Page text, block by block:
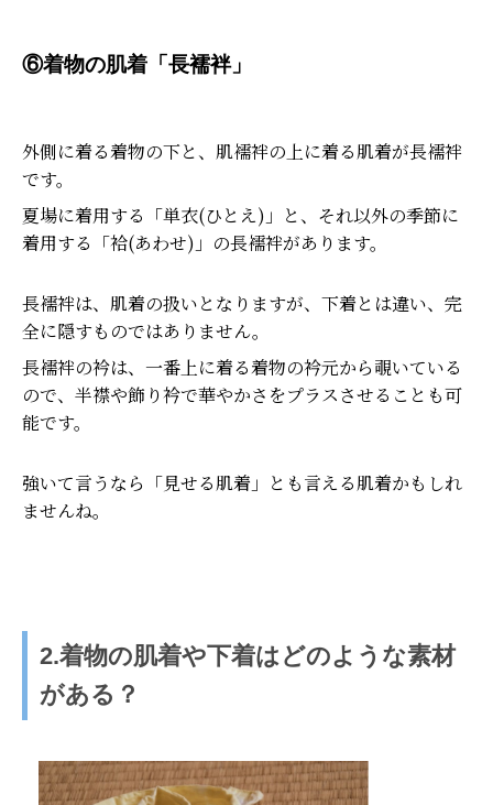
⑥着物の肌着「長襦袢」
外側に着る着物の下と、肌襦袢の上に着る肌着が長襦袢
です。
夏場に着用する「単衣(ひとえ)」と、それ以外の季節に
着用する「袷(あわせ)」の長襦袢があります。
長襦袢は、肌着の扱いとなりますが、下着とは違い、完
全に隠すものではありません。
長襦袢の衿は、一番上に着る着物の衿元から覗いている
ので、半襟や飾り衿で華やかさをプラスさせることも可
能です。
強いて言うなら「見せる肌着」とも言える肌着かもしれ
ませんね。
2.着物の肌着や下着はどのような素材
がある？